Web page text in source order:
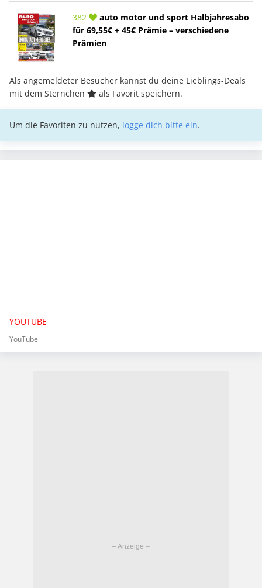
382
auto motor und sport Halbjahresabo
für 69,55€ + 45€ Prämie – verschiedene
Prämien
Als angemeldeter Besucher kannst du deine Lieblings-Deals
mit dem Sternchen
als Favorit speichern.
Um die Favoriten zu nutzen, logge dich bitte ein.
YOUTUBE
YouTube